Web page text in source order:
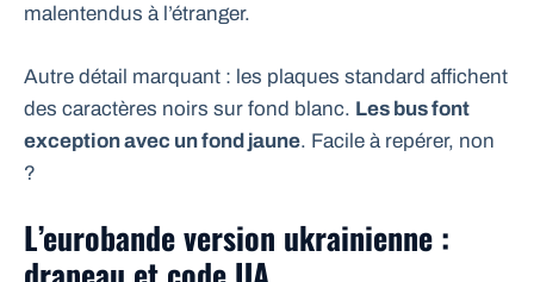
malentendus à l’étranger.
Autre détail marquant : les plaques standard affichent
des caractères noirs sur fond blanc. Les bus font
exception avec un fond jaune. Facile à repérer, non
?
L’eurobande version ukrainienne :